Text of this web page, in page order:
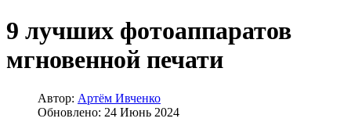
9 лучших фотоаппаратов
мгновенной печати
Автор: Артём Ивченко
Обновлено: 24 Июнь 2024